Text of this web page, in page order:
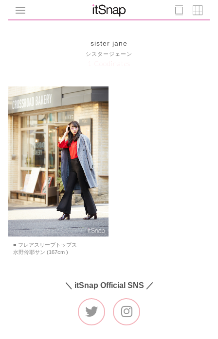
sister jane
シスタージェーン
1 Coodinates
■ フレアスリーブトップス
水野伶耶サン (167cm )
＼ itSnap Official SNS ／